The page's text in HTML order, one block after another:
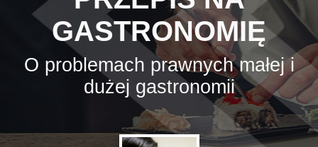
GASTRONOMIĘ
O problemach prawnych małej i
dużej gastronomii